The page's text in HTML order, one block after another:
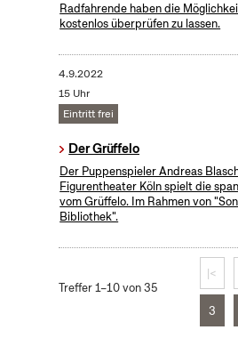
Radfahrende haben die
kostenlos überprüfen zu lassen.
4.9.2022
15 Uhr
Eintritt frei
Der Grüffelo
Der Puppenspieler Andreas
Figurentheater Köln spielt die
vom Grüffelo. Im Rahmen von
Bibliothek".
Treffer 1–10 von 35
|<
3